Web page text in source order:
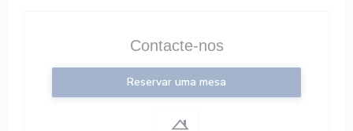
Contacte-nos
Reservar uma mesa